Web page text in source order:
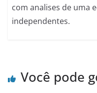
com analises de uma
independentes.
Você pode